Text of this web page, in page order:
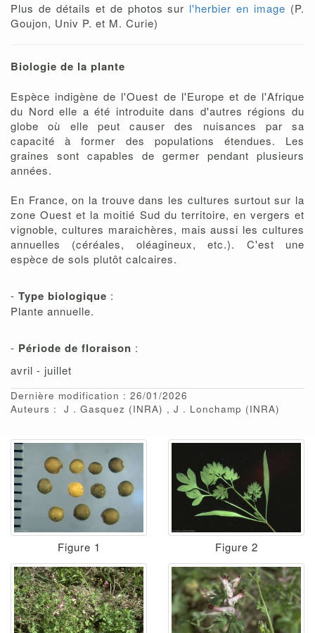
Plus de détails et de photos sur l'herbier en image (P.
Goujon, Univ P. et M. Curie)
Biologie de la plante
Espèce indigène de l'Ouest de l'Europe et de l'Afrique
du Nord elle a été introduite dans d'autres régions du
globe où elle peut causer des nuisances par sa
capacité à former des populations étendues. Les
graines sont capables de germer pendant plusieurs
années.
En France, on la trouve dans les cultures surtout sur la
zone Ouest et la moitié Sud du territoire, en vergers et
vignoble, cultures maraichères, mais aussi les cultures
annuelles (céréales, oléagineux, etc.). C'est une
espèce de sols plutôt calcaires.
- Type biologique :
Plante annuelle.
- Période de floraison :
avril - juillet
Dernière modification : 26/01/2026
Auteurs :
J Gasquez (INRA) J Lonchamp (INRA)
Figure 1 Figure 2